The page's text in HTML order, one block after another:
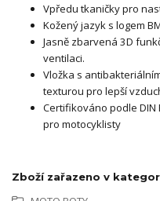
Vpředu tkaničky pro
Kožený jazyk s logem
Jasně zbarvená 3D
ventilaci.
Vložka s
texturou pro lepší
Certifikováno podle
pro motocyklisty
Zboží zařazeno v